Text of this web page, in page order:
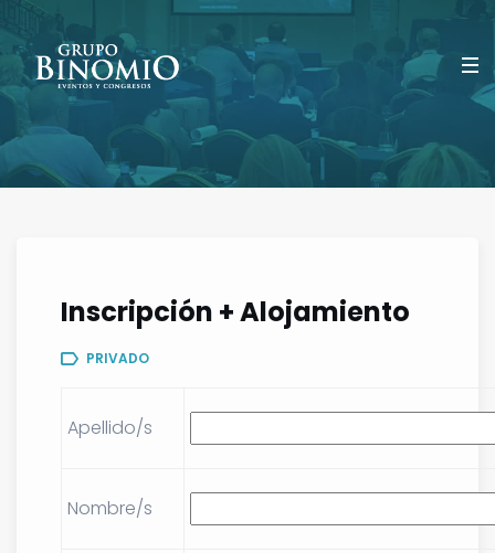
Inscripción + Alojamiento
PRIVADO
Apellido/s
Nombre/s